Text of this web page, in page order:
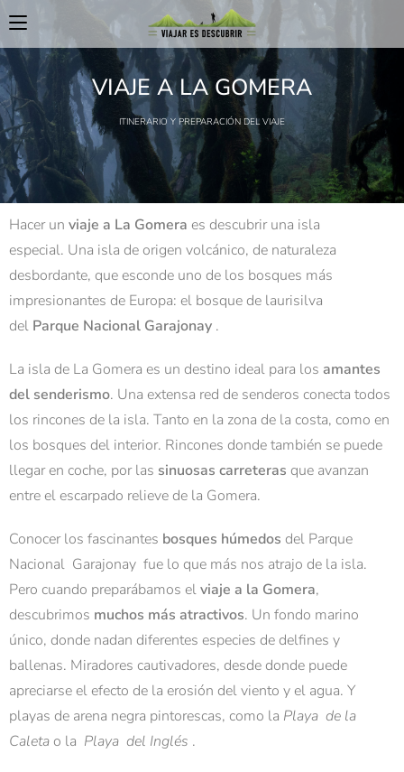
VIAJE A LA GOMERA
ITINERARIO Y PREPARACIÓN DEL VIAJE
Hacer un viaje a La Gomera es descubrir una isla
especial. Una isla de origen volcánico, de naturaleza
desbordante, que esconde uno de los bosques más
impresionantes de Europa: el bosque de laurisilva
del Parque Nacional Garajonay .
La isla de La Gomera es un destino ideal para los amantes
del senderismo. Una extensa red de senderos conecta todos
los rincones de la isla. Tanto en la zona de la costa, como en
los bosques del interior. Rincones donde también se puede
llegar en coche, por las sinuosas carreteras que avanzan
entre el escarpado relieve de la Gomera.
Conocer los fascinantes bosques húmedos del Parque
Nacional Garajonay fue lo que más nos atrajo de la isla.
Pero cuando preparábamos elviaje a la Gomera,
descubrimos muchos más atractivos. Un fondo marino
único, donde nadan diferentes especies de delfines y
ballenas. Miradores cautivadores, desde donde puede
apreciarse el efecto de la erosión del viento y el agua. Y
playas de arena negra pintorescas, como la Playa de la
Caleta o la Playa del Inglés .